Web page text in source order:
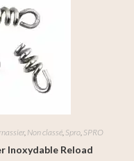
, Non classé Spro SPRO
Inoxydable Reload